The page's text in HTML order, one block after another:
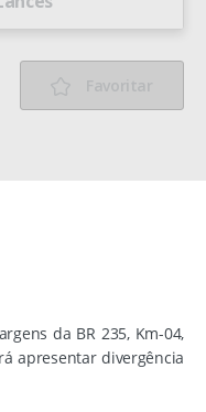
Favoritar
da BR 235, Km-04,
apresentar divergência